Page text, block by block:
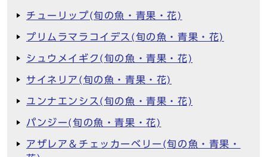
チューリップ(旬の魚・青果・花)
プリムラマラコイデス(旬の魚・青果・花)
シュウメイギク(旬の魚・青果・花)
サイネリア(旬の魚・青果・花)
ユンナエンシス(旬の魚・青果・花)
パンジー(旬の魚・青果・花)
アザレア＆チェッカーベリー(旬の魚・青果・